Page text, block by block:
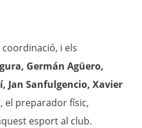
coordinació, i els
Germán Agüero,
Jan Sanfulgencio, Xavier
, el preparador físic,
esport al club.